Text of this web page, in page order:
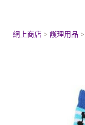
網上商店 > 護理用品 >